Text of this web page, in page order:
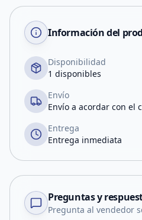
Información del
Disponibilidad
1 disponibles
Envío
Envío a acordar con el
Entrega
Entrega inmediata
Preguntas y
Pregunta al vendedor